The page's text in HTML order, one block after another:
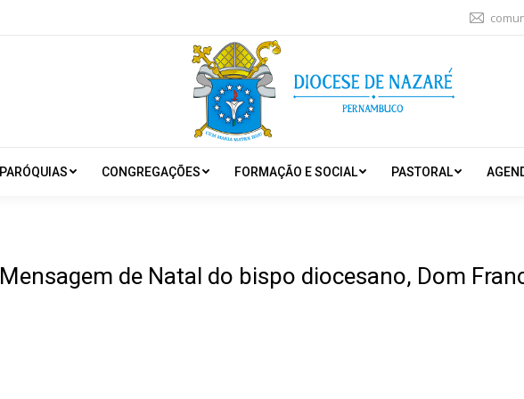
PARÓQUIAS CONGREGAÇÕES FORMAÇÃO E SOCIAL PASTORAL
Mensagem de Natal do bispo diocesano, Dom